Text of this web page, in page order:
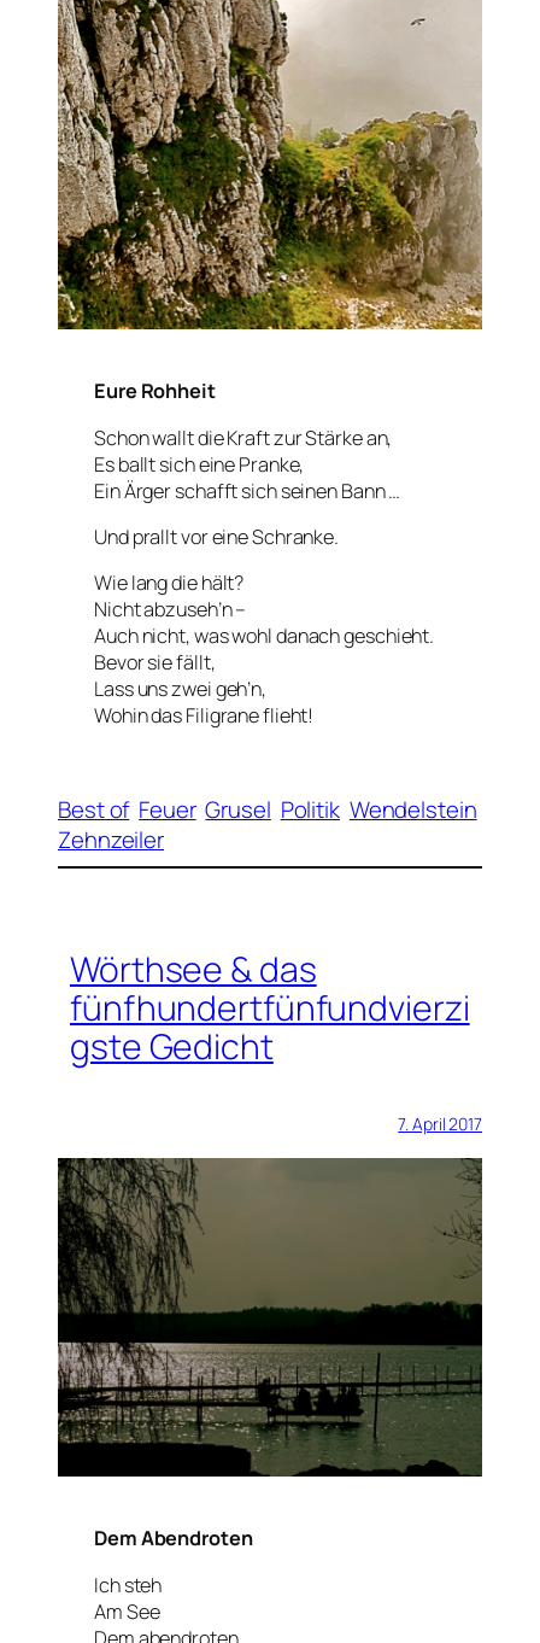
Eure Rohheit
Schon wallt die Kraft zur Stärke an,
Es ballt sich eine Pranke,
Ein Ärger schafft sich seinen Bann …
Und prallt vor eine Schranke.
Wie lang die hält?
Nicht abzuseh’n –
Auch nicht, was wohl danach geschieht.
Bevor sie fällt,
Lass uns zwei geh’n,
Wohin das Filigrane flieht!
Best of Feuer Grusel Politik Wendelstein
Zehnzeiler
Wörthsee & das
fünfhundertfünfundvierzi
gste Gedicht
7. April 2017
Dem Abendroten
Ich steh
Am See
Dem abendroten